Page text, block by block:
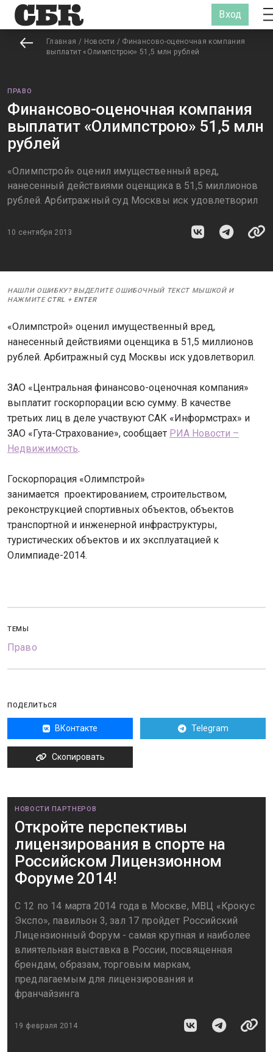
Вход
Главная / Новости / Финансово-оценочная компания
выплатит «Олимпстрою» 51,5 млн рублей
ПРАВО
Финансово-оценочная компания
выплатит «Олимпстрою» 51,5 млн
рублей
«Олимпстрой» оценил имущественный вред,
нанесенный действиями оценщика в 51,5 миллионов
рублей. Арбитражный суд Москвы иск удовлетворил
10 сентября 2013
НАШЛИ ОШИБКУ? ВЫДЕЛИТЕ ОШИБОЧНЫЙ ТЕКСТ МЫШКОЙ И
НАЖМИТЕ CTRL + ENTER
«Олимпстрой» оценил имущественный вред,
нанесенный действиями оценщика в 51,5 миллионов
рублей. Арбитражный суд Москвы иск удовлетворил.
ЗАО «Центральная финансово-оценочная компания»
выплатит госкорпорации всю сумму. В качестве
третьих лиц в деле участвуют САК «Информстрах» и
ЗАО «Гута-Страхование», сообщает РИА Новости –
Недвижимость.
Госкорпорация «Олимпстрой»
занимается проектированием, строительством,
реконструкцией спортивных объектов, объектов
транспортной и инженерной инфраструктуры,
туристических объектов и их эксплуатацией к
Олимпиаде-2014.
ТЕМЫ
Право
ПОДЕЛИТЬСЯ
ВКонтакте Telegram
Скопировать
НОВОСТИ ПАРТНЕРОВ
Откройте перспективы
лицензирования в спорте на
Российском Лицензионном
Форуме 2014!
С 12 по 14 марта 2014 года в Москве, МВЦ «Крокус
Экспо», павильон 3, зал 17 пройдет Российский
Лицензионный Форум - самая крупная и наиболее
влиятельная выставка в России, посвященная
брендам, образам, торговым маркам,
предлагаемым для лицензирования и
франчайзинга
19 февраля 2014